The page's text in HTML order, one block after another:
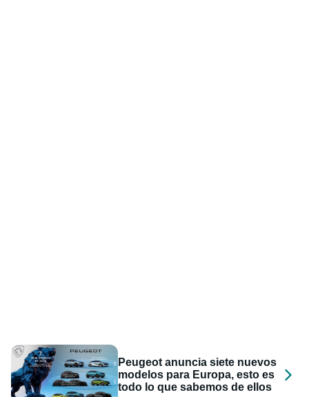
Peugeot anuncia siete nuevos
modelos para Europa, esto es
todo lo que sabemos de ellos